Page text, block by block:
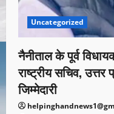
Uncategorized
नैनीताल के पूर्व
राष्ट्रीय सचिव,
जिम्मेदारी